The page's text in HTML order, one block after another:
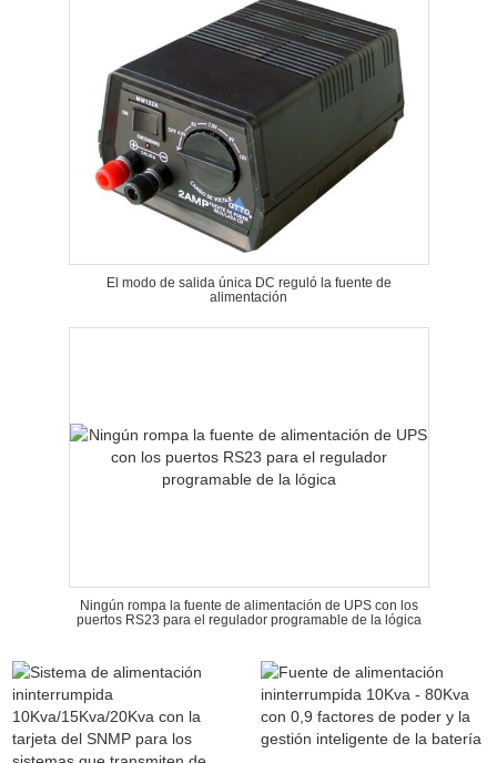
El modo de salida única DC reguló la fuente de
alimentación
Ningún rompa la fuente de alimentación de UPS con los
puertos RS23 para el regulador programable de la lógica